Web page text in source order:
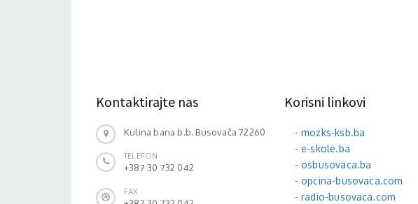
Kontaktirajte nas
Kulina bana b.b. Busovača 72260
TELEFON
+387 30 732 042
FAX
Korisni linkovi
- mozks-ksb.ba
- e-skole.ba
- osbusovaca.ba
- opcina-busovaca.com
- radio-busovaca.com